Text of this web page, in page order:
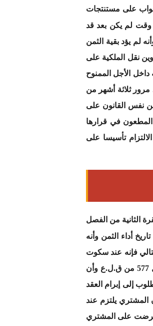
التعليل وعدم الجواب على مستنتجات
وقت لم يكن بعد قد
لم يؤد بقية الثمن
نقل الملكية على
الأجل الممنوح
لبقية الثمن إلا بعد مرور ثلاثة أشهر من
وأن المحكمة لم تعر مقتضيات الفصلين 254 و255 من ق. ل. ع أية أهمية واستدنت على مقتضيات الفصل 259 من نفس القانون على
المطعون في قرارها
تأسيسا على
مقتضيات الفقرة الثالثة من الفصل 259 من ق.ل.ع والفقرة الثانية من الفصل
أداء الثمن وأنه
أداء بقية الثمن وبالتالي فإنه عند سكوت
العقد عن ذلك يعتبر البيع معجل الثمن ويلتزم المشتري بدفعه في نفس وقت حصول التسليم طبقا لمقتضيات الفقرة الثانية من الفصل 577 من ق.ل.ع وأن
إلى إبرام العقد
حينما عللت قرارها بأنه بمقتضى الفصل 577 من ق.ل.ع فإن المشتري يلتزم عند
عرضت على المشتري